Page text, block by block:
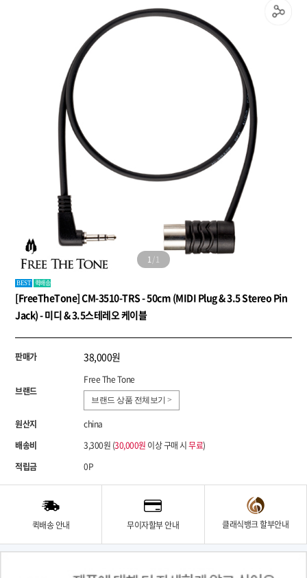
1/1
BEST 퀵배송
[FreeTheTone] CM-3510-TRS - 50cm (MIDI Plug & 3.5 Stereo Pin
Jack) - 미디 & 3.5스테레오 케이블
판매가 38,000원
브랜드
Free The Tone
브랜드 상품 전체보기 >
원산지
china
배송비
3,300원 (30,000원 이상 구매 시무료)
적립금
0P
퀵배송 안내 무이자할부 안내 클래식뱅크 할부안내